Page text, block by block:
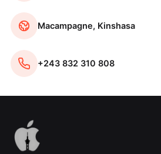
Macampagne, Kinshasa
+243 832 310 808